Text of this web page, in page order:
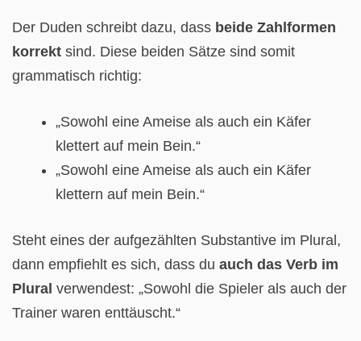
Der Duden schreibt dazu, dass beide Zahlformen
korrekt sind. Diese beiden Sätze sind somit
grammatisch richtig:
„Sowohl eine Ameise als auch ein Käfer
klettert auf mein Bein.“
„Sowohl eine Ameise als auch ein Käfer
klettern auf mein Bein.“
Steht eines der aufgezählten Substantive im Plural,
dann empfiehlt es sich, dass du auch das Verb im
Plural verwendest: „Sowohl die Spieler als auch der
Trainer waren enttäuscht.“